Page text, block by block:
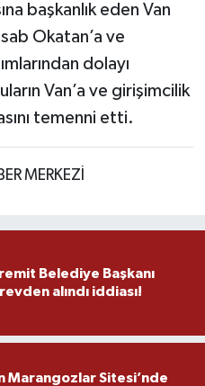
başkanlık eden Van
Okatan’a ve
dolayı
Van’a ve girişimcilik
temenni etti.
MERKEZİ
Belediye Başkanı
alındı iddiası!
Marangozlar Sitesi’nde